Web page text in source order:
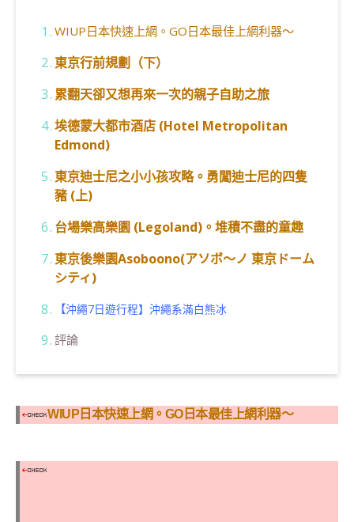
WIUP日本快速上網。GO日本最佳上網利器～
東京行前規劃（下）
累翻天卻又想再來一次的親子自助之旅
埃德蒙大都市酒店 (Hotel Metropolitan
Edmond)
東京迪士尼之小小孩攻略。勇闖迪士尼的四隻
豬 (上)
台場樂高樂園 (Legoland)。堆積不盡的童趣
東京後樂園Asoboono(アソボ～ノ 東京ドーム
シティ)
【沖繩7日遊行程】沖繩系滿白熊冰
評論
WIUP日本快速上網。GO日本最佳上網利器～